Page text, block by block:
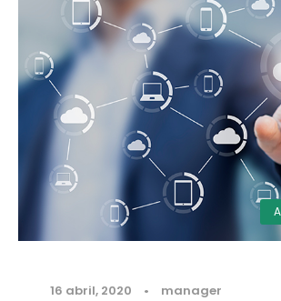
16 abril, 2020 • manager